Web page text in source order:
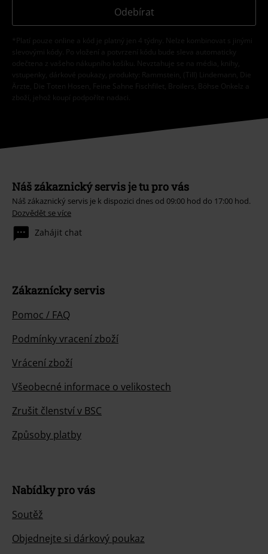
Odebírat
*Platí pouze online a kód je platný jen 4 týdny. Nelze kombinovat s jinými
slevovými kódy. Po vložení a potvrzení kódu bude sleva automaticky
odečtena z vašeho nákupního košíku. Nevztahuje se na média, knihy,
vstupenky, dárkové poukazy, produkty: Rammstein, (Till) Lindemann, Die
Ärzte, Die Toten Hosen, Feine Sahne Fischfilet, Broilers, Böhse Onkelz a
zboží, jehož koupí podpoříte nadaci.
Náš zákaznický servis je tu pro vás
Náš zákaznický servis je k dispozici dnes od 09:00 hod do 17:00 hod.
Dozvědět se více
Zahájit chat
Zákaznícky servis
Pomoc / FAQ
Podmínky vracení zboží
Vrácení zboží
Všeobecné informace o velikostech
Zrušit členství v BSC
Způsoby platby
Nabídky pro vás
Soutěž
Objednejte si dárkový poukaz